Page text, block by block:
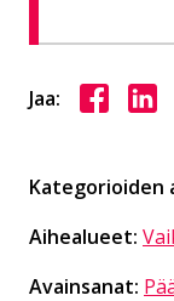
Jaa: Jaa
Kategorioiden
Aihealueet:
Avainsanat: